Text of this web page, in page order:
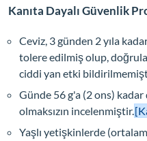
Kanıta Dayalı Güvenlik
Ceviz, 3 günden 2 yıla
tolere edilmiş olup,
ciddi yan etki
Günde 56 g'a (2 ons)
olmaksızın incelenmiştir.
Yaşlı yetişkinlerde